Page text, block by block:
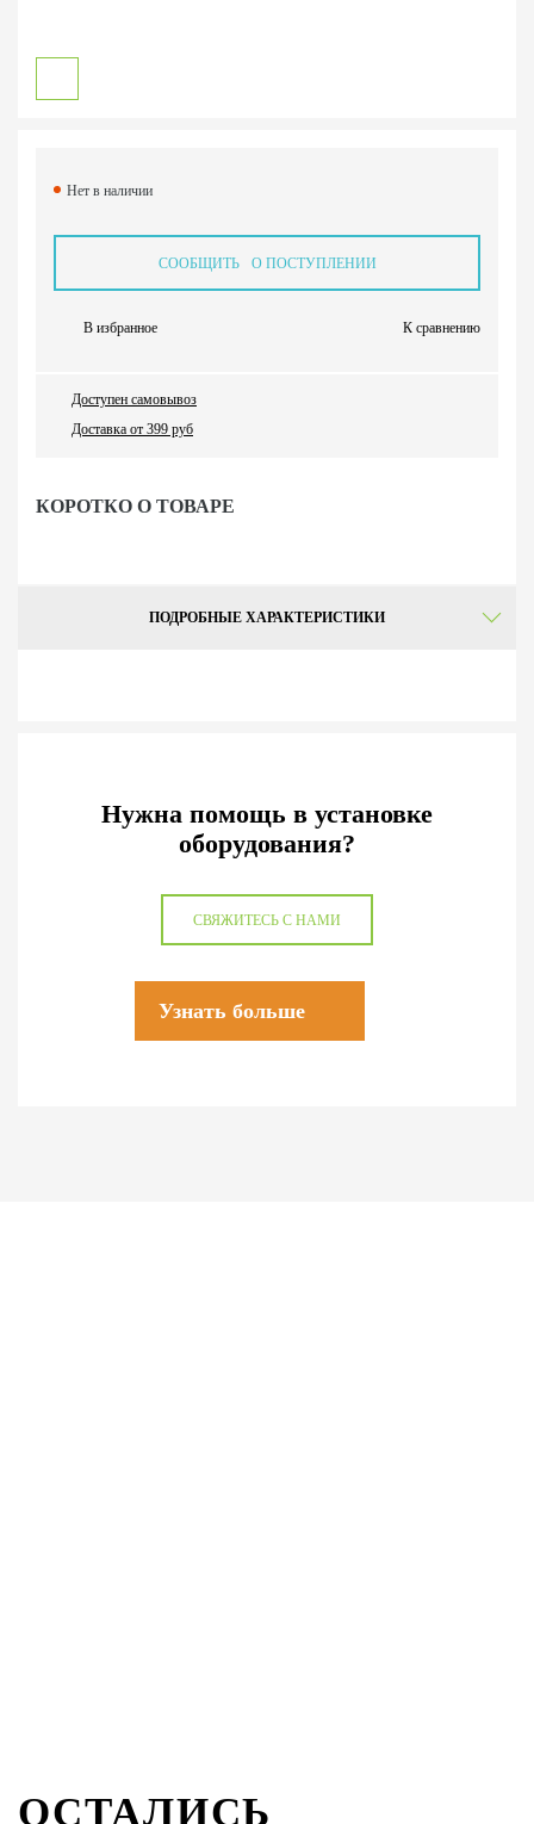
КОРОТКО О ТОВАРЕ
Нет в наличии
СООБЩИТЬ О ПОСТУПЛЕНИИ
В избранное К сравнению
Доступен самовывоз
Доставка от 399 руб
ПОДРОБНЫЕ ХАРАКТЕРИСТИКИ
Нужна помощь в установке
оборудования?
СВЯЖИТЕСЬ С НАМИ
Узнать больше
ОСТАЛИСЬ